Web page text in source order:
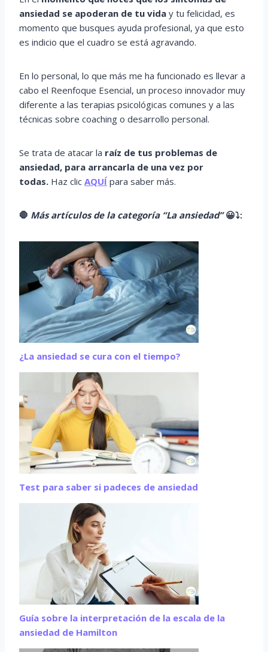
ansiedad se apoderan de tu vida y tu felicidad, es
momento que busques ayuda profesional, ya que esto
es indicio que el cuadro se está agravando.
En lo personal, lo que más me ha funcionado es llevar a
cabo el Reenfoque Esencial, un proceso innovador muy
diferente a las terapias psicológicas comunes y a las
técnicas sobre coaching o desarrollo personal.
Se trata de atacar la raíz de tus problemas de
ansiedad, para arrancarla de una vez por
todas. Haz clic AQUÍ para saber más.
🛑 Más artículos de la categoría “La ansiedad”😀⤵️:
¿La ansiedad se cura con el tiempo?
Test para saber si padeces de ansiedad
Guía sobre la interpretación de la escala de la
ansiedad de Hamilton